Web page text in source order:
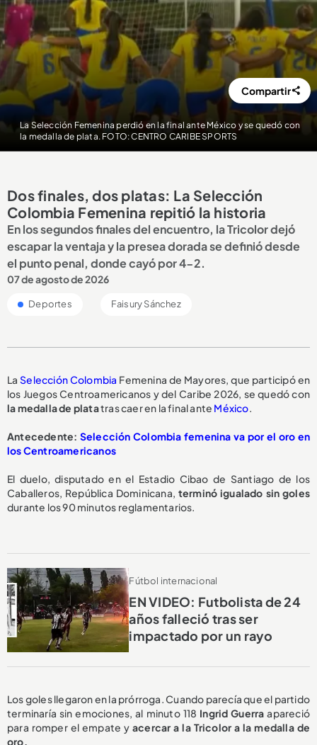
La Selección Femenina perdió en la final ante México y se quedó con
la medalla de plata. FOTO: CENTRO CARIBE SPORTS
Compartir
Dos finales, dos platas: La Selección
Colombia Femenina repitió la historia
En los segundos finales del encuentro, la Tricolor dejó
escapar la ventaja y la presea dorada se definió desde
el punto penal, donde cayó por 4-2.
07 de agosto de 2026
Deportes Faisury Sánchez
LaSelección Colombia Femenina de Mayores, que participó en
los Juegos Centroamericanos y del Caribe 2026, se quedó con
la medalla de platatras caer en la final ante México.
Antecedente: Selección Colombia femenina va por el oro en
los Centroamericanos
El duelo, disputado en el Estadio Cibao de Santiago de los
Caballeros, República Dominicana, terminó igualado sin goles
durante los 90 minutos reglamentarios.
Fútbol internacional
EN VIDEO: Futbolista de 24
años falleció tras ser
impactado por un rayo
Los goles llegaron en la prórroga. Cuando parecía que el partido
terminaría sin emociones, al minuto 118 Ingrid Guerra apareció
para romper el empate yacercar a la Tricolor a la medalla de
oro.